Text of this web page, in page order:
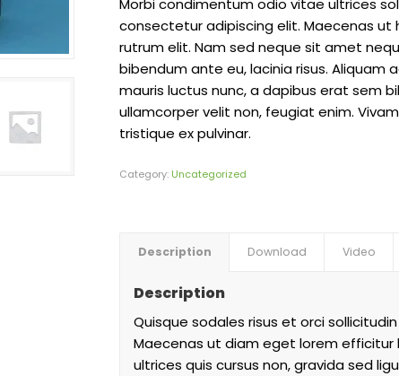
Morbi condimentum odio vitae ultrices
consectetur adipiscing elit. Maecenas ut
rutrum elit. Nam sed neque sit amet
bibendum ante eu, lacinia risus. Aliquam
mauris luctus nunc, a dapibus erat sem
ullamcorper velit non, feugiat enim.
tristique ex pulvinar.
Category: Uncategorized
Description Download Video
Description
Quisque sodales risus et orci
Maecenas ut diam eget lorem efficitur
ultrices quis cursus non, gravida sed